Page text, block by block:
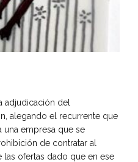
adjudicación del
alegando el recurrente que
una empresa que se
de contratar al
ofertas dado que en ese